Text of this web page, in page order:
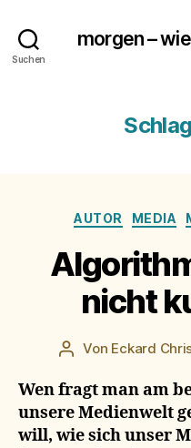
Suchen
morgen –
AUTOR MEDIA
nicht
Beitragsautor
Von Eckard
Wen fragt man am
unsere Medienwelt
will, wie sich unser